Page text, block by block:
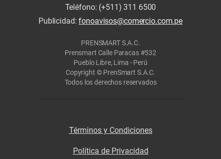
Teléfono: (+511) 311 6500
Publicidad:fonoavisos@comercio.com.pe
PRENSMART S.A.C.
Prensmart Calle Paracas #532
Pueblo Libre, Lima - Perú
Copyright © PrenSmart S.A.C.
Todos los derechos reservados
Términos y Condiciones
Política de Privacidad